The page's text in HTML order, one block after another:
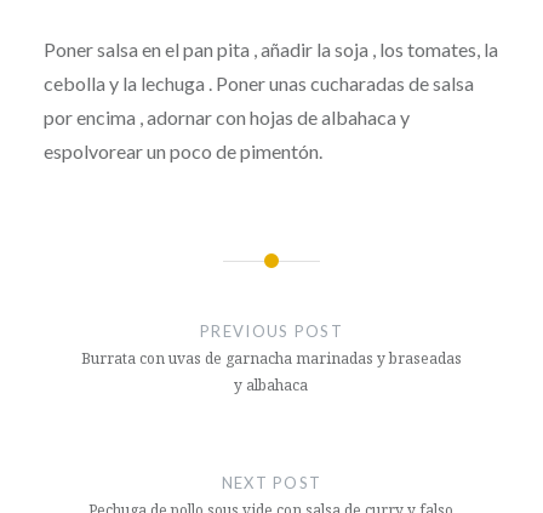
Poner salsa en el pan pita , añadir la soja , los tomates, la
cebolla y la lechuga . Poner unas cucharadas de salsa
por encima , adornar con hojas de albahaca y
espolvorear un poco de pimentón.
PREVIOUS POST
Burrata con uvas de garnacha marinadas y braseadas
y albahaca
NEXT POST